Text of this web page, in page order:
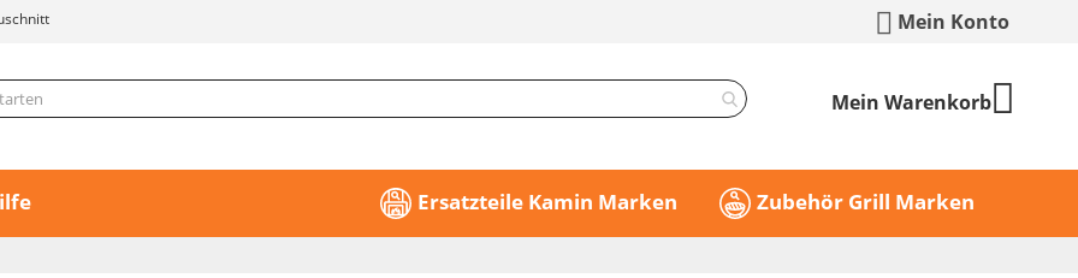
Mein Konto
Mein Warenkorb
Ersatzteile Kamin Marken Zubehör Grill Marken